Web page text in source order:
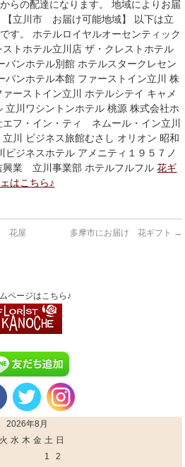
らの配達になります。 地域によりお届
【立川市 お届け可能地域】 以下は立
す。 ホテルロイヤルオーセンティック
トホテル立川店 ザ・クレストホテル
バンホテル別館 ホテルスタークレセン
バンホテル本館 ファーストイン立川 株
ーストイン立川 ホテルシテイ キャメ
立川ワシントンホテル 桃源 株式会社ホ
フ・イン・ティ ネムール・イン立川
川 ビジネス旅館むさし オリオン 昭和
ビジネスホテル アメニティ１９５７ノ
興業 立川事業部 ホテルフルフル花ギ
はこちら♪
花屋 多摩市にお届け 花ギフト →
ページはこちら♪
2026年8月
火 水 木 金 土 日
1
2